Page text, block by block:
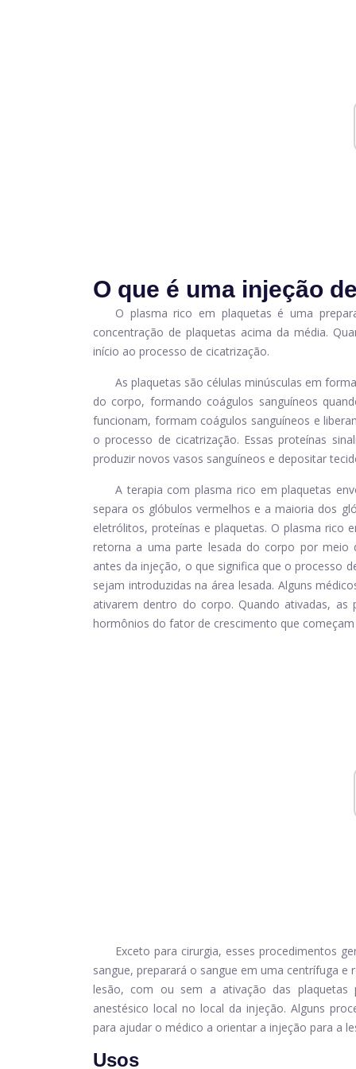
O que é uma injeção
O plasma rico em plaquetas é uma
concentração de plaquetas acima da média.
início ao processo de cicatrização.
As plaquetas são células minúsculas em
do corpo, formando coágulos sanguíneos
funcionam, formam coágulos sanguíneos e
o processo de cicatrização. Essas proteínas
produzir novos vasos sanguíneos e depositar
A terapia com plasma rico em plaquetas
separa os glóbulos vermelhos e a maioria dos
eletrólitos, proteínas e plaquetas. O plasma rico
retorna a uma parte lesada do corpo por meio
antes da injeção, o que significa que o processo
sejam introduzidas na área lesada. Alguns
ativarem dentro do corpo. Quando ativadas,
hormônios do fator de crescimento que
Exceto para cirurgia, esses procedimentos
sangue, preparará o sangue em uma centrífuga
lesão, com ou sem a ativação das
anestésico local no local da injeção. Alguns
para ajudar o médico a orientar a injeção para a
Usos